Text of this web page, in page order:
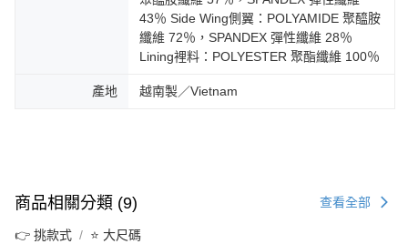
43％ Side Wing側翼：POLYAMIDE 聚醯胺
纖維 72％，SPANDEX 彈性纖維 28％
Lining裡料：POLYESTER 聚酯纖維 100％
產地 越南製／Vietnam
商品相關分類 (9) 查看全部
👉 挑款式 ⭐ 大尺碼